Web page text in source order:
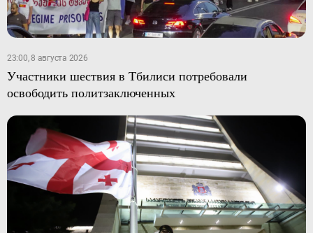
23:00, 8 августа 2026
Участники шествия в Тбилиси потребовали
освободить политзаключенных